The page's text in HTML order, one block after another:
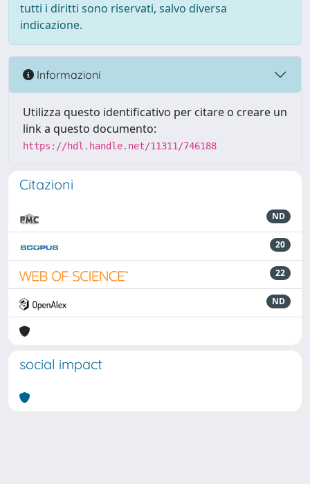
tutti i diritti sono riservati, salvo diversa
indicazione.
Informazioni
Utilizza questo identificativo per citare o creare un
link a questo documento:
https://hdl.handle.net/11311/746188
Citazioni
ND
20
22
ND
social impact